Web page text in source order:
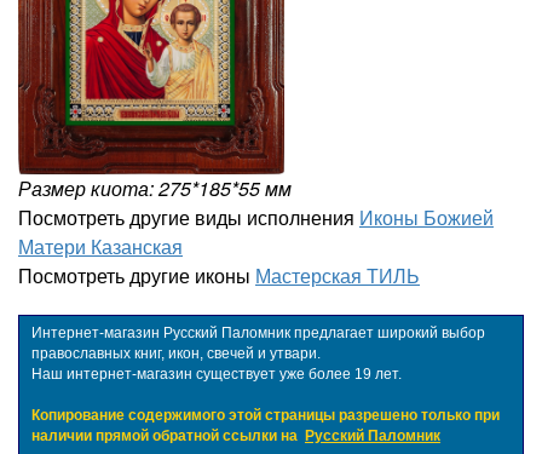
Размер киота: 275*185*55 мм
Посмотреть другие виды исполнения Иконы Божией
Матери Казанская
Посмотреть другие иконы Мастерская ТИЛЬ
Интернет-магазин Русский Паломник предлагает широкий выбор
православных книг, икон, свечей и утвари.
Наш интернет-магазин существует уже более 19 лет.
Копирование содержимого этой страницы разрешено только при
наличии прямой обратной ссылки на Русский Паломник